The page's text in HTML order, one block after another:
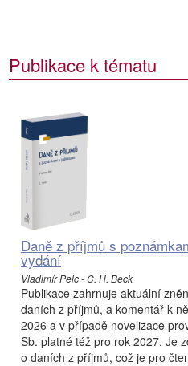
Publikace k tématu
Daně z příjmů s
vydání
Vladimír Pelc - C. H. Beck
Publikace zahrnuje aktuální
daních z příjmů, a komentář k
2026 a v případě novelizace
Sb. platné též pro rok 2027. Je
o daních z příjmů, což je pro